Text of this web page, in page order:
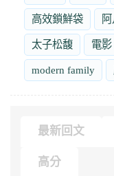
高效鎖鮮袋
太子松馥 電影
modern family
最新回文
高分